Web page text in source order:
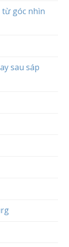
từ góc nhìn
sau sáp